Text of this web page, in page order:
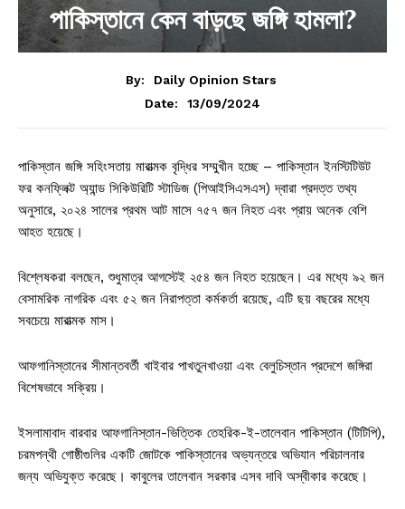
পাকিস্তানে কেন বাড়ছে জঙ্গি হামলা?
By:
Daily Opinion Stars
Date:
13/09/2024
পাকিস্তান জঙ্গি সহিংসতায় মারাত্মক বৃদ্ধির সম্মুখীন হচ্ছে – পাকিস্তান ইনস্টিটিউট
ফর কনফ্লিক্ট অ্যান্ড সিকিউরিটি স্টাডিজ (পিআইসিএসএস) দ্বারা প্রদত্ত তথ্য
অনুসারে, ২০২৪ সালের প্রথম আট মাসে ৭৫৭ জন নিহত এবং প্রায় অনেক বেশি
আহত হয়েছে।
বিশ্লেষকরা বলছেন, শুধুমাত্র আগস্টেই ২৫৪ জন নিহত হয়েছেন। এর মধ্যে ৯২ জন
বেসামরিক নাগরিক এবং ৫২ জন নিরাপত্তা কর্মকর্তা রয়েছে, এটি ছয় বছরের মধ্যে
সবচেয়ে মারাত্মক মাস।
আফগানিস্তানের সীমান্তবর্তী খাইবার পাখতুনখাওয়া এবং বেলুচিস্তান প্রদেশে জঙ্গিরা
বিশেষভাবে সক্রিয়।
ইসলামাবাদ বারবার আফগানিস্তান-ভিত্তিক তেহরিক-ই-তালেবান পাকিস্তান (টিটিপি),
চরমপন্থী গোষ্ঠীগুলির একটি জোটকে পাকিস্তানের অভ্যন্তরে অভিযান পরিচালনার
জন্য অভিযুক্ত করেছে। কাবুলের তালেবান সরকার এসব দাবি অস্বীকার করেছে।